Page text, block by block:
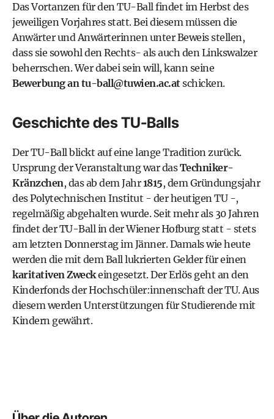
Das Vortanzen für den TU-Ball findet im Herbst des
jeweiligen Vorjahres statt. Bei diesem müssen die
Anwärter und Anwärterinnen unter Beweis stellen,
dass sie sowohl den Rechts- als auch den Linkswalzer
beherrschen. Wer dabei sein will, kann seine
Bewerbung an tu-ball@tuwien.ac.atschicken.
Geschichte des TU-Balls
Der TU-Ball blickt auf eine lange Tradition zurück.
Ursprung der Veranstaltung war dasTechniker-
Kränzchen, das ab dem Jahr1815, dem Gründungsjahr
des Polytechnischen Institut - der heutigen TU -,
regelmäßig abgehalten wurde. Seit mehr als 30 Jahren
findet der TU-Ball in der Wiener Hofburg statt - stets
am letzten Donnerstag im Jänner. Damals wie heute
werden die mit dem Ball lukrierten Gelder für einen
karitativen Zweckeingesetzt. Der Erlös geht an den
Kinderfonds der Hochschüler:innenschaft der TU. Aus
diesem werden Unterstützungen für Studierende mit
Kindern gewährt.